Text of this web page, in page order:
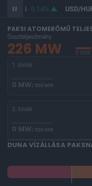
362,24 0,14% USD/HUF
PAKSI ATOMERŐMŰ
Összteljesítmény
226 MW 0 MW
1. blokk
0 MW/ 500 MW
3. blokk
0 MW/ 500 MW
DUNA VÍZÁLLÁSA